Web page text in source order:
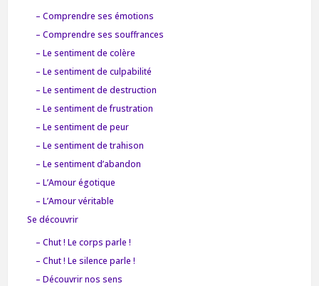
– Comprendre ses émotions
– Comprendre ses souffrances
– Le sentiment de colère
– Le sentiment de culpabilité
– Le sentiment de destruction
– Le sentiment de frustration
– Le sentiment de peur
– Le sentiment de trahison
– Le sentiment d’abandon
– L’Amour égotique
– L’Amour véritable
Se découvrir
– Chut ! Le corps parle !
– Chut ! Le silence parle !
– Découvrir nos sens